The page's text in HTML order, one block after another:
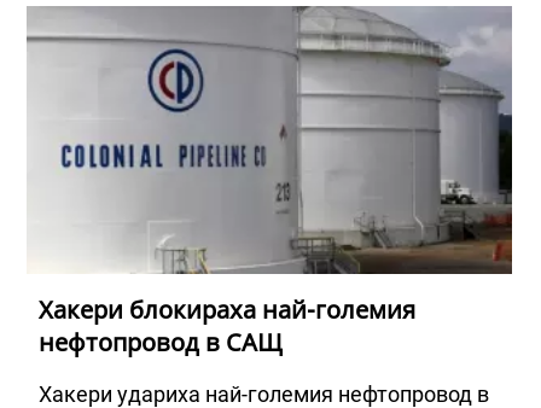
Хакери блокираха най-големия
нефтопровод в САЩ
Хакери удариха най-големия нефтопровод в